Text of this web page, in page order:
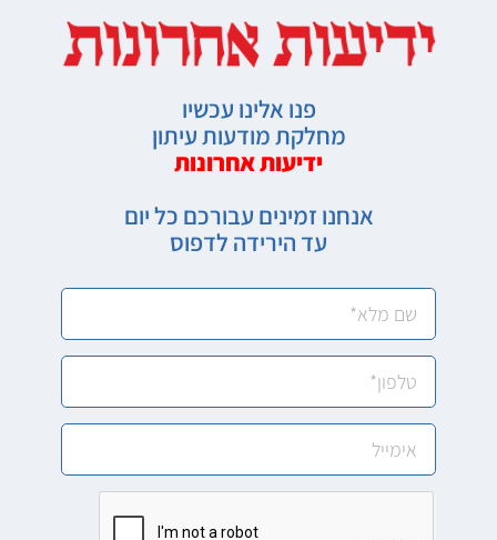
פנו אלינו עכשיו
מחלקת מודעות עיתון
ידיעות אחרונות
אנחנו זמינים עבורכם כל יום
עד הירידה לדפוס